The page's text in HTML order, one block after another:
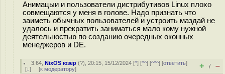
Анимацыи и пользователи дистрибутивов Linux плохо
совмещаются у меня в голове. Надо признать что
заиметь обычных пользователей и устроить маздай не
удалось и прекратить заниматься мало кому нужной
деятельностью по созданию очередных оконных
менеджеров и DE.
3.64 ,NixOS юзер (?), 20:15, 15/12/2024 [^] [^^] [^^^] [ответить]
[↓] [к модератору] + / –